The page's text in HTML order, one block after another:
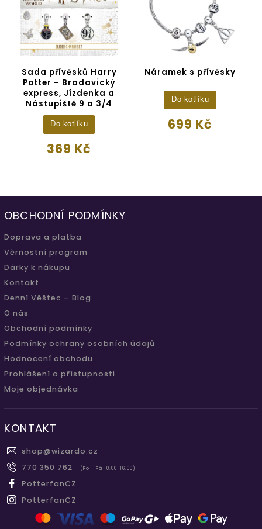
Sada přívěsků Harry
Potter – Bradavický
express, Jízdenka a
Nástupiště 9 a 3/4
369 Kč
Do kotlíku
Náramek s přívěsky
699 Kč
Do kotlíku
OBCHODNÍ PODMÍNKY
Doprava a platba
Věrnostní program
Dárky k nákupu
Kontakt
Denní Věštec – Blog
O nás
Obchodní podmínky
Podmínky ochrany osobních údajů
Hodnocení obchodu
Prohlášení o přístupnosti
Moje objednávka
KONTAKT
shop@wizardo.cz
770 350 762
(Po - Pá 10.00-16.00)
PotterfanCZ
PotterfanCZ